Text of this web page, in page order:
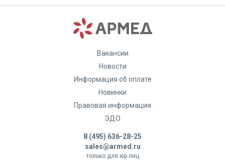
Вакансии
Новости
Информация об оплате
Новинки
Правовая информация
ЭДО
8 (495) 636-28-25
sales@armed.ru
только для юр.лиц